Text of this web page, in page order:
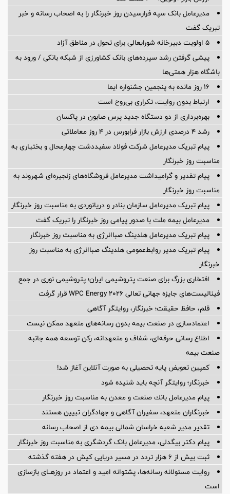
آغاز همکاری بانک سرمایه با انجمن حمایت از بیماران و بیمارستان
کودکان
تحول در رویکردهای راهبردی بانک اقتصادنوین
ارزش بازار «ونوین» 100 همت شد
مدیرعامل بانک سپه فرارسیدن روز خبرنگار را به اصحاب رسانه و خبر
تبریک گفت
5 اولویت دبیرخانه شورایعالی برای تحول در مناطق آزاد
پیشی گرفتن رشد سپرده‌های بانک کشاورزی از شبکه بانکی / ورود به
باشگاه هزار همتی‌ها
16 روز مانده به پنجمین جشنواره ایما
ارتباط بدون روایت، تکراری بی‌روح است
بهره‌برداری از دو دستگاه جدید پرس صابون در پاكسان
پیام تبریک مدیرعامل شرکت فولاد سفیددشت چهارمحال و بختیاری به
مناسبت روز خبرنگار
پیام تقدیر و گرامیداشت مدیرعامل فروشگاه‌های زنجیره‌ای شهروند به
مناسبت روز خبرنگار
پیام تبریک مدیرعامل سازمان بنادر و دریانوردی به مناسبت روز خبرنگار
مدیرعامل بیمه ملت با صدور پیامی روز خبرنگار را تبریک گفت
پیام تبریک مدیرعامل هلدینگ صباانرژی به مناسبت روز خبرنگار
پیام تبریک مدیر روابط‌عمومی هلدینگ صباانرژی به مناسبت روز
خبرنگار
افتخاری بزرگ برای صنعت پتروشیمی ایران؛ پتروشیمی نوری در جمع
قلم، حافظ حقیقت؛ خبرنگار، روایتگر آگاهی
اعتمادسازی در صنعت بیمه بدون رسانه‌های متعهد ممکن نیست
اطلاع رسانی حرفه‌ای، شفاف و متعهدانه، رکن توسعه همه جانبه
صنعت بیمه
کمپین تعویض پایه تحصیلی به صورت آنلاین آغاز شد!
خبرنگار؛ روایتگر آنچه باید شنیده شود
پیام مدیرعامل بانك صنعت و معدن به مناسبت روز خبرنگار
خبرنگاران متعهد، سفیران آگاهی و جهادگران تبیین هستند